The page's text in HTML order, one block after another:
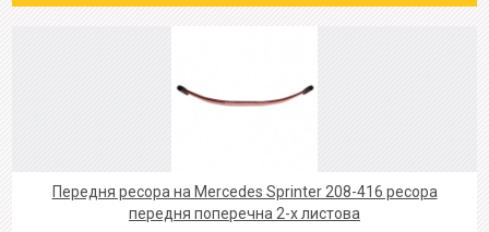
Передня ресора на Mercedes Sprinter 208-416 ресора
передня поперечна 2-х листова